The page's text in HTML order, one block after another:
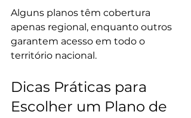
Alguns planos têm cobertura
apenas regional, enquanto outros
garantem acesso em todo o
território nacional.
Dicas Práticas para
Escolher um Plano de